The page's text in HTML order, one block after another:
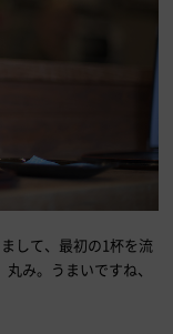
して、最初の1杯を流
み。うまいですね、